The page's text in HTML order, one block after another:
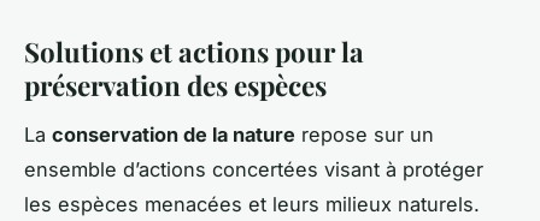
Solutions et actions pour la
préservation des espèces
La conservation de la nature repose sur un
ensemble d’actions concertées visant à protéger
les espèces menacées et leurs milieux naturels.